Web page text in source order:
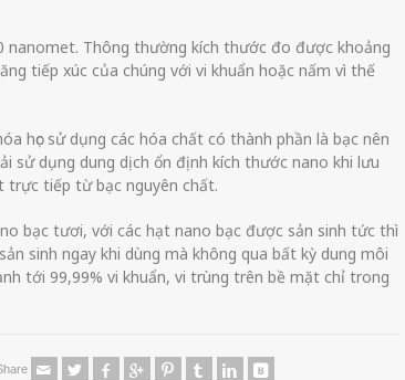
Thông thường kích thước đo được khoảng
tiếp xúc của chúng với vi khuẩn hoặc nấm vì thế
học sử dụng các hóa chất có thành phần là bạc nên
sử dụng dung dịch ổn định kích thước nano khi lưu
trực tiếp từ bạc nguyên chất.
bạc tươi, với các hạt nano bạc được sản sinh tức thì
sinh ngay khi dùng mà không qua bất kỳ dung môi
tới 99,99% vi khuẩn, vi trùng trên bề mặt chỉ trong